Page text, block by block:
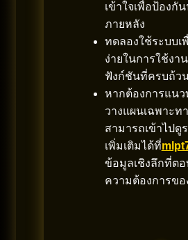
เข้าใจเพื่อป้องกั
ภายหลัง
ทดลองใช้ระบบเ
ง่ายในการใช้งา
ฟังก์ชันที่ครบถ้ว
หากต้องการแนว
วางแผนเฉพาะท
สามารถเข้าไปดู
เพิ่มเติมได้ที่
ข้อมูลเชิงลึกที่ตอ
ความต้องการข